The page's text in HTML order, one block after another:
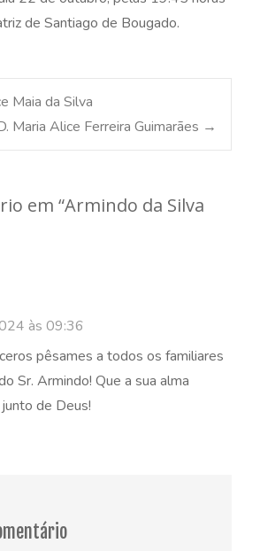
de Santiago de Bougado.
Maia da Silva
Maria Alice Ferreira Guimarães →
em “Armindo da Silva
às 09:36
pêsames a todos os familiares
Sr. Armindo! Que a sua alma
de Deus!